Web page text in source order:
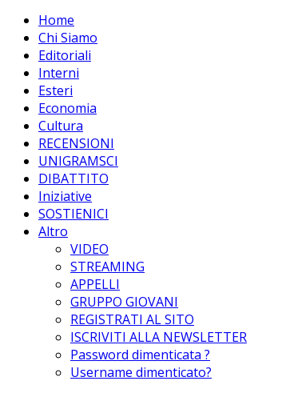
Home
Chi Siamo
Editoriali
Interni
Esteri
Economia
Cultura
RECENSIONI
UNIGRAMSCI
DIBATTITO
Iniziative
SOSTIENICI
Altro
VIDEO
STREAMING
APPELLI
GRUPPO GIOVANI
REGISTRATI AL SITO
ISCRIVITI ALLA NEWSLETTER
Password dimenticata ?
Username dimenticato?